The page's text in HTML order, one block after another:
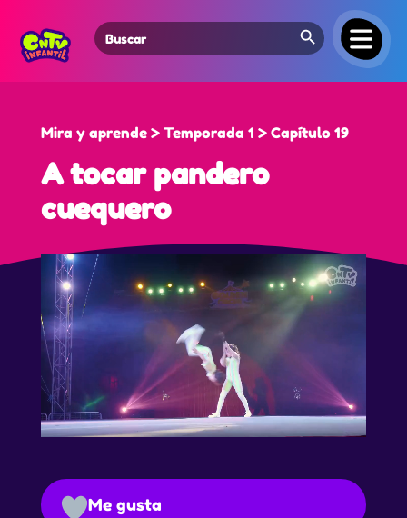
Search
for:
Search Button
Mira y aprende > Temporada 1 > Capítulo 19
A tocar pandero
cuequero
Me gusta